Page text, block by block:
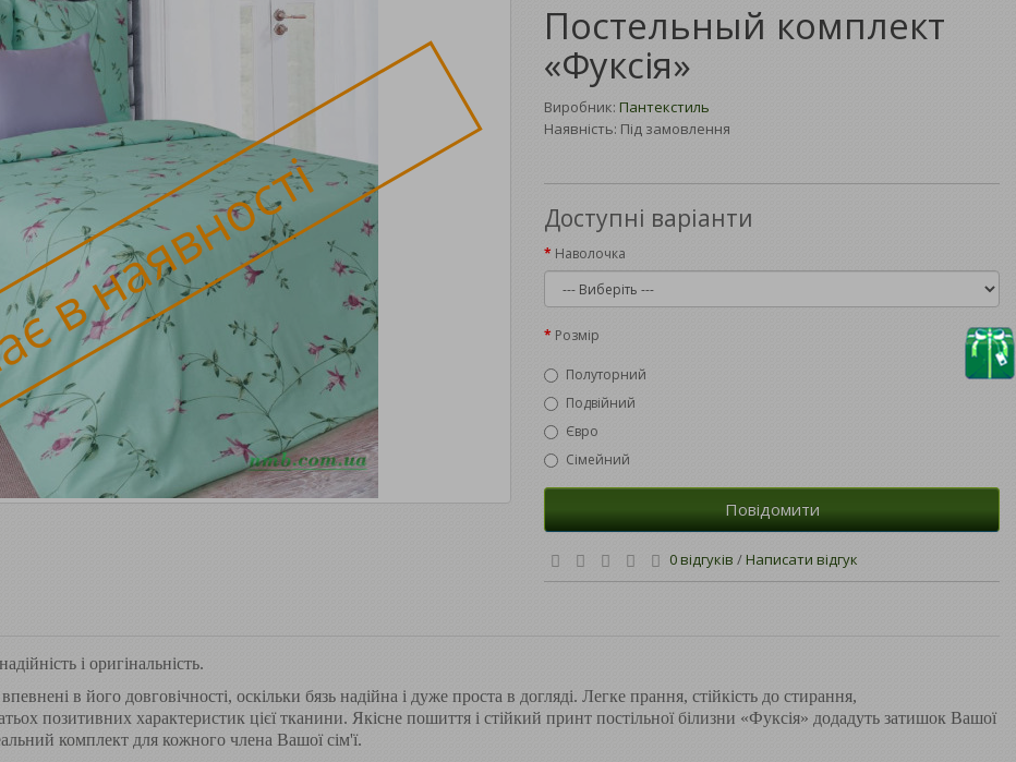
наявності
Постельный комплект
«Фуксія»
Виробник: Пантекстиль
Наявність: Під замовлення
Доступні варіанти
Наволочка
Розмір
Полуторний
Подвійний
Євро
Сімейний
Повідомити
0 відгуків /Написати відгук
і оригінальність.
в його довговічності, оскільки бязь надійна і дуже проста в догляді. Легке прання, стійкість до стирання,
позитивних характеристик цієї тканини. Якісне пошиття і стійкий принт постільної білизни «Фуксія» додадуть затишок Вашої
комплект для кожного члена Вашої сім'ї.